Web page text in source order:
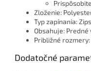
Zloženie:
Typ zapínania: Zips
Obsahuje:
Približné rozmery:
Dodatočné